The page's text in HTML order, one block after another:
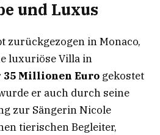
und Luxus
zurückgezogen in Monaco,
luxuriöse Villa in
35 Millionen Euro gekostet
er auch durch seine
zur Sängerin Nicole
tierischen Begleiter,